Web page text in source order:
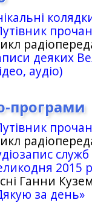
деяких
аудіо)
програми
2015
Ганни
за день»